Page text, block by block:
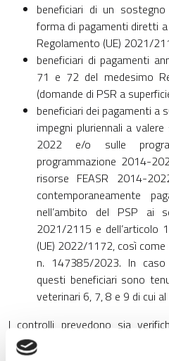
beneficiari di un
forma di pagamenti diretti
Regolamento (UE) 2021/
beneficiari di pagamenti
71 e 72 del medesimo
(domande di PSR a
beneficiari dei pagamenti a
impegni pluriennali a
2022 e/o sulle
programmazione 2014-
risorse FEASR 2014-
contemporaneamente
nell’ambito del PSP ai
2021/2115 e dell’articolo
(UE) 2022/1172, così
n. 147385/2023. In
questi beneficiari sono
veterinari 6, 7, 8 e 9 di cui
I controlli prevedono sia
(verifica di certificati,